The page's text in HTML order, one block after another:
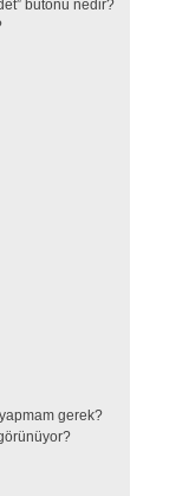
butonu nedir?
gerek?